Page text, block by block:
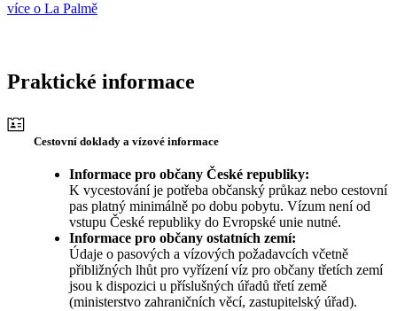
více o La Palmě
Praktické informace
Cestovní doklady a vízové informace
Informace pro občany České republiky:
K vycestování je potřeba občanský průkaz nebo cestovní
pas platný minimálně po dobu pobytu. Vízum není od
vstupu České republiky do Evropské unie nutné.
Informace pro občany ostatních zemí:
Údaje o pasových a vízových požadavcích včetně
přibližných lhůt pro vyřízení víz pro občany třetích zemí
jsou k dispozici u příslušných úřadů třetí země
(ministerstvo zahraničních věcí, zastupitelský úřad).